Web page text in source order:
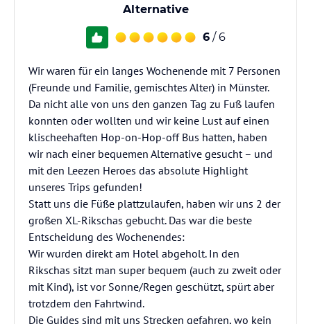
Alternative
6 / 6
Wir waren für ein langes Wochenende mit 7 Personen
(Freunde und Familie, gemischtes Alter) in Münster.
Da nicht alle von uns den ganzen Tag zu Fuß laufen
konnten oder wollten und wir keine Lust auf einen
klischeehaften Hop-on-Hop-off Bus hatten, haben
wir nach einer bequemen Alternative gesucht – und
mit den Leezen Heroes das absolute Highlight
unseres Trips gefunden!
Statt uns die Füße plattzulaufen, haben wir uns 2 der
großen XL-Rikschas gebucht. Das war die beste
Entscheidung des Wochenendes:
Wir wurden direkt am Hotel abgeholt. In den
Rikschas sitzt man super bequem (auch zu zweit oder
mit Kind), ist vor Sonne/Regen geschützt, spürt aber
trotzdem den Fahrtwind.
Die Guides sind mit uns Strecken gefahren, wo kein